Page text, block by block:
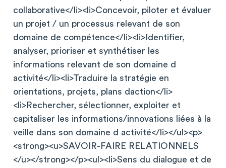
collaborative</li><li>Concevoir, piloter et évaluer
un projet / un processus relevant de son
domaine de compétence</li><li>Identifier,
analyser, prioriser et synthétiser les
informations relevant de son domaine d
activité</li><li>Traduire la stratégie en
orientations, projets, plans daction</li>
<li>Rechercher, sélectionner, exploiter et
capitaliser les informations/innovations liées à la
veille dans son domaine d activité</li></ul><p>
<strong><u>SAVOIR-FAIRE RELATIONNELS
</u></strong></p><ul><li>Sens du dialogue et de